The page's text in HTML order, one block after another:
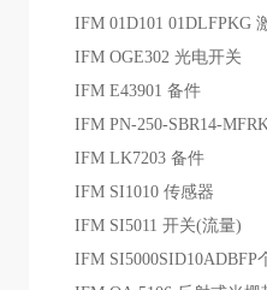
IFM 01D101 01DLFPKG
IFM OGE302 光电开关
IFM E43901 备件
IFM PN-250-SBR14-
IFM LK7203 备件
IFM SI1010 传感器
IFM SI5011 开关(流量)
IFM SI5000SID10ADBFP